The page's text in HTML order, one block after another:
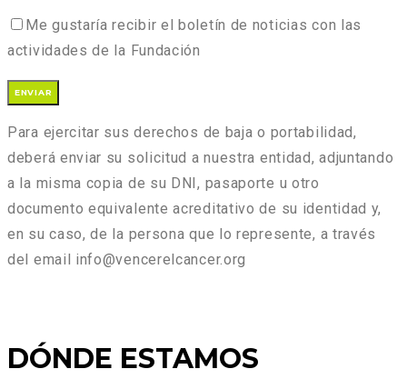
Me gustaría recibir el boletín de noticias con las
actividades de la Fundación
Para ejercitar sus derechos de baja o portabilidad,
deberá enviar su solicitud a nuestra entidad, adjuntando
a la misma copia de su DNI, pasaporte u otro
documento equivalente acreditativo de su identidad y,
en su caso, de la persona que lo represente, a través
del email info@vencerelcancer.org
DÓNDE ESTAMOS